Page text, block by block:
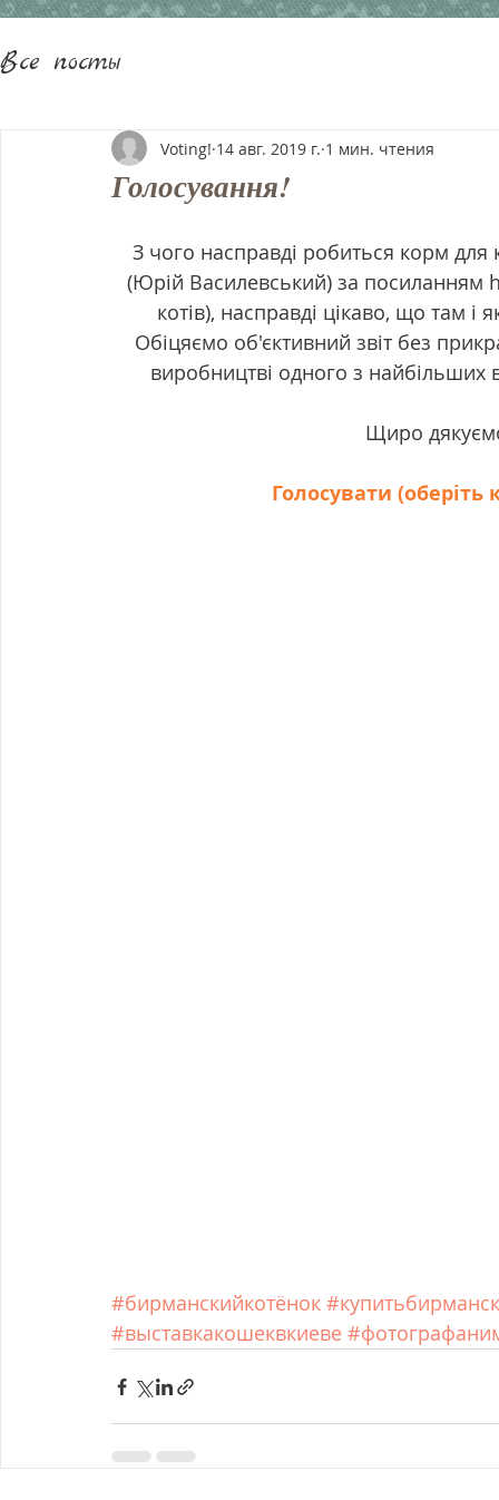
Все посты
Голосування!
Voting! 14 авг. 2019 г. 1 мин. чтения
З чого насправді робиться корм для
(Юрій Василевський) за
котів), насправді цікаво, що там і
Обіцяємо об'єктивний звіт без
виробництві одного з найбільших
Щиро
Голосувати (оберіть
#бирманскийкотёнок
#выставкакошеквкиеве